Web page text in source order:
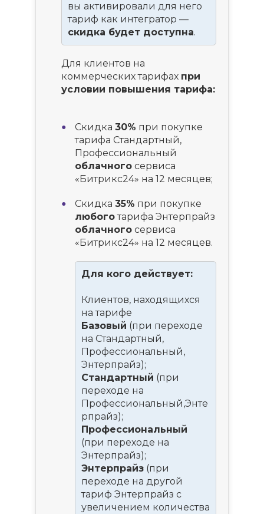
вы активировали для него
тариф как интегратор —
скидка будет доступна.
Для клиентов на
коммерческих тарифах при
условии повышения тарифа:
Скидка 30% при покупке
тарифа Стандартный,
Профессиональный
облачногосервиса
«Битрикс24» на 12 месяцев;
Скидка 35% при покупке
любоготарифа Энтерпрайз
облачногосервиса
«Битрикс24» на 12 месяцев.
Для кого действует:
Клиентов, находящихся
на тарифе
Базовый (при переходе
на Стандартный,
Профессиональный,
Энтерпрайз);
Стандартный (при
переходе на
Профессиональный,Энте
рпрайз);
Профессиональный
(при переходе на
Энтерпрайз);
Энтерпрайз(при
переходе на другой
тариф Энтерпрайз с
увеличением количества